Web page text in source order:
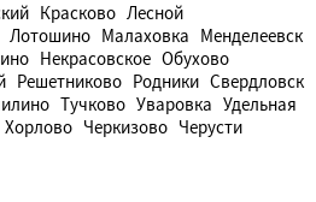
Красково Лесной
Лотошино Малаховка Менделеевск
Некрасовское Обухово
Решетниково Родники Свердловск
Тучково Уваровка Удельная
Хорлово Черкизово Черусти